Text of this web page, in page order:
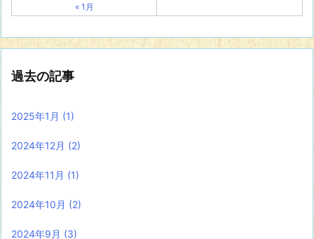
« 1月
過去の記事
2025年1月 (1)
2024年12月 (2)
2024年11月 (1)
2024年10月 (2)
2024年9月 (3)